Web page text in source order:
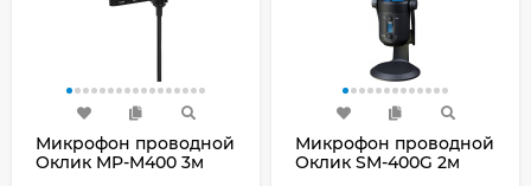
Микрофон проводной
Оклик MP-M400 3м
Микрофон проводной
Оклик SM-400G 2м